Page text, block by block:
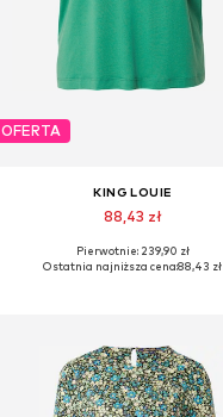
OFERTA
KING LOUIE
88,43 zł
Dostępne rozmiary: XS, S, L
Pierwotnie: 239,90 zł
Ostatnia najniższa cena:88,43 zł